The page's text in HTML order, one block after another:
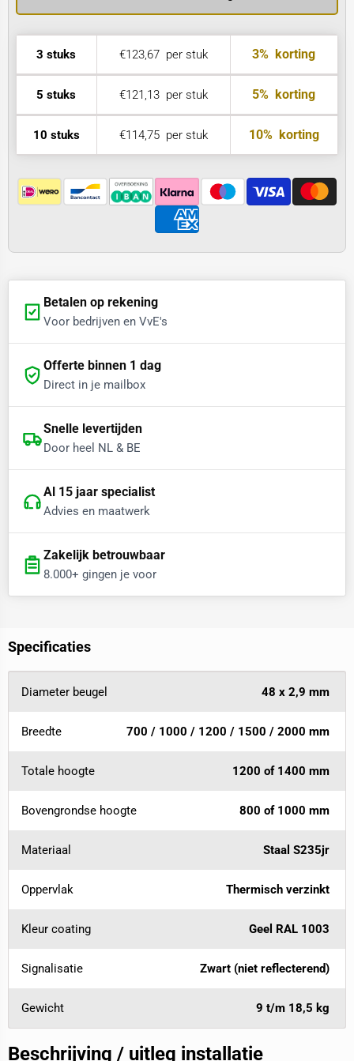
3 stuks €123,67per stuk 3% korting
5 stuks €121,13per stuk 5% korting
10 stuks €114,75per stuk 10%korting
Betalen op rekening
Voor bedrijven en VvE's
Offerte binnen 1 dag
Direct in je mailbox
Snelle levertijden
Door heel NL & BE
Al 15 jaar specialist
Advies en maatwerk
Zakelijk betrouwbaar
8.000+ gingen je voor
Specificaties
Diameter beugel 48 x 2,9 mm
Breedte 700 / 1000 / 1200 / 1500 / 2000 mm
Totale hoogte 1200 of 1400 mm
Bovengrondse hoogte 800 of 1000 mm
Materiaal Staal S235jr
Oppervlak Thermisch verzinkt
Kleur coating Geel RAL 1003
Signalisatie Zwart (niet reflecterend)
Gewicht 9 t/m 18,5 kg
Beschrijving / uitleg installatie